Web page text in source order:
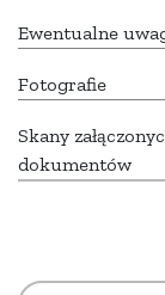
Ewentualne
Fotografie
Skany
dokumentów